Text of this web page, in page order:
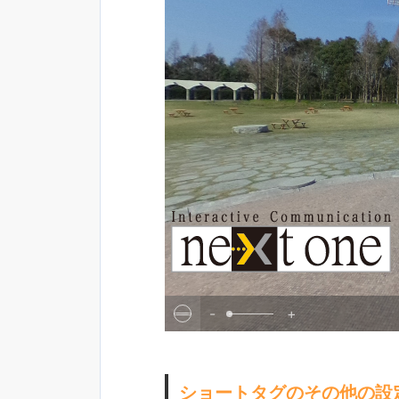
- +
ショートタグのその他の設